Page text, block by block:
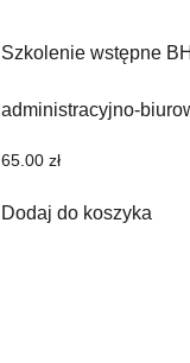
Szkolenie wstępne
administracyjno-
65.00 zł
Dodaj do koszyka